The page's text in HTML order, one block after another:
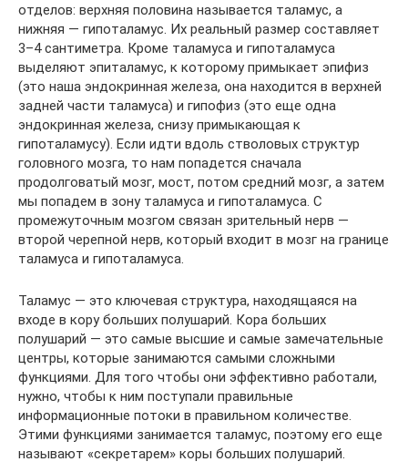
отделов: верхняя половина называется таламус, а
нижняя — гипоталамус. Их реальный размер составляет
3–4 сантиметра. Кроме таламуса и гипоталамуса
выделяют эпиталамус, к которому примыкает эпифиз
(это наша эндокринная железа, она находится в верхней
задней части таламуса) и гипофиз (это еще одна
эндокринная железа, снизу примыкающая к
гипоталамусу). Если идти вдоль стволовых структур
головного мозга, то нам попадется сначала
продолговатый мозг, мост, потом средний мозг, а затем
мы попадем в зону таламуса и гипоталамуса. С
промежуточным мозгом связан зрительный нерв —
второй черепной нерв, который входит в мозг на границе
таламуса и гипоталамуса.
Таламус — это ключевая структура, находящаяся на
входе в кору больших полушарий. Кора больших
полушарий — это самые высшие и самые замечательные
центры, которые занимаются самыми сложными
функциями. Для того чтобы они эффективно работали,
нужно, чтобы к ним поступали правильные
информационные потоки в правильном количестве.
Этими функциями занимается таламус, поэтому его еще
называют «секретарем» коры больших полушарий.